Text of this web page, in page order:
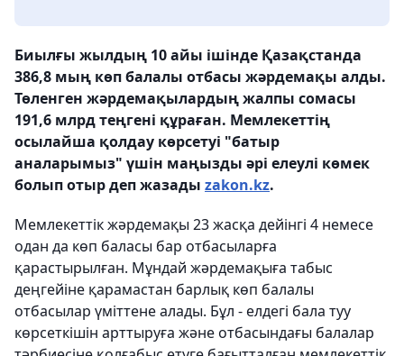
Биылғы жылдың 10 айы ішінде Қазақстанда
386,8 мың көп балалы отбасы жәрдемақы алды.
Төленген жәрдемақылардың жалпы сомасы
191,6 млрд теңгені құраған. Мемлекеттің
осылайша қолдау көрсетуі "батыр
аналарымыз" үшін маңызды әрі елеулі көмек
болып отыр деп жазады zakon.kz.
Мемлекеттік жәрдемақы 23 жасқа дейінгі 4 немесе
одан да көп баласы бар отбасыларға
қарастырылған. Мұндай жәрдемақыға табыс
деңгейіне қарамастан барлық көп балалы
отбасылар үміттене алады. Бұл - елдегі бала туу
көрсеткішін арттыруға және отбасындағы балалар